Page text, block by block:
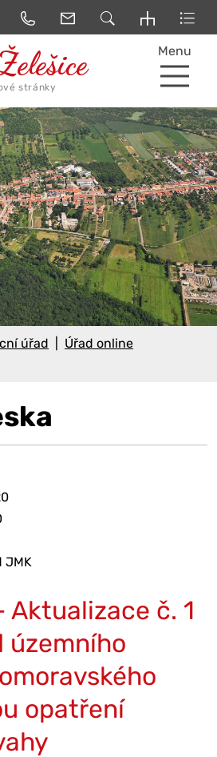
Menu
úřad
Úřad online
JMK
Aktualizace č. 1
územního
opatření